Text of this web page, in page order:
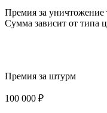
Премия за уничтожение
Сумма зависит от типа
Премия за штурм
100 000 ₽